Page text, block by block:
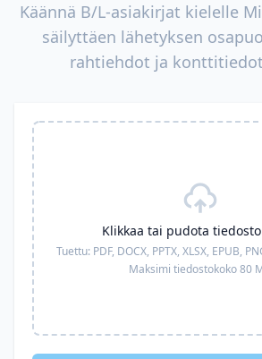
Käännä B/L-asiakirjat kielelle
säilyttäen lähetyksen
rahtiehdot ja
Klikkaa tai pudota
Tuettu: PDF, DOCX, PPTX, XLSX, EPUB,
Maksimi tiedostokoko 80